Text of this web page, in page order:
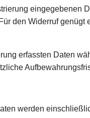
eingegebenen
den Widerruf
erfassten Daten
werden